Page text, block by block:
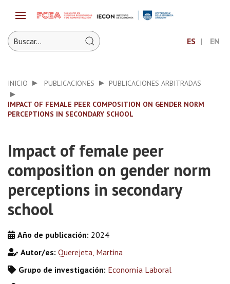
ES EN
INICIO PUBLICACIONES PUBLICACIONES ARBITRADAS
IMPACT OF FEMALE PEER COMPOSITION ON GENDER NORM
PERCEPTIONS IN SECONDARY SCHOOL
Impact of female peer
composition on gender norm
perceptions in secondary
school
Año de publicación: 2024
Autor/es: Querejeta, Martina
Grupo de investigación: Economía Laboral